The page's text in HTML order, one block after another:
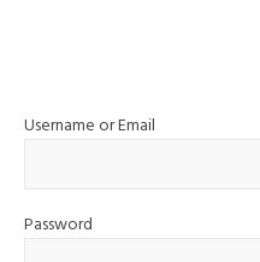
Username or Email
Password